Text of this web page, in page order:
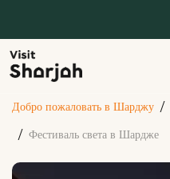
Добро пожаловать в Шарджу
Фестиваль света в Шардже